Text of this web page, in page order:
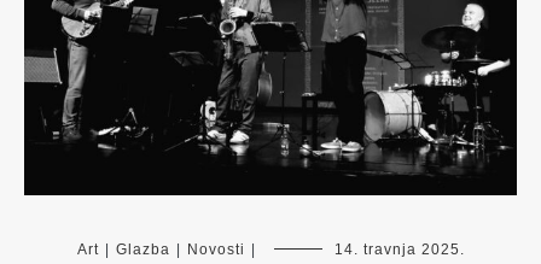
Art | Glazba | Novosti | 14. travnja 2025.